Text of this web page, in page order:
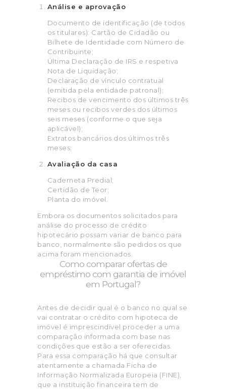
Análise e aprovação
Documento de identificação (de todos
os titulares): Cartão de Cidadão ou
Bilhete de Identidade com Número de
Contribuinte;
Última Declaração de IRS e respetiva
Nota de Liquidação;
Declaração de vínculo contratual
(emitida pela entidade patronal);
Recibos de vencimento dos últimos três
meses ou recibos verdes dos últimos
seis meses (conforme o que seja
aplicável);
Extratos bancários dos últimos três
meses;
Avaliação da casa
Caderneta Predial;
Certidão de Teor;
Planta do imóvel.
Embora os documentos solicitados para
análise do processo de crédito
hipotecário possam variar de banco para
banco, normalmente são pedidos os que
acima foram mencionados.
Como comparar ofertas de
empréstimo com garantia de imóvel
em Portugal?
Antes de decidir qual é o banco no qual se
vai contratar o crédito com hipoteca de
imóvel é imprescindível proceder a uma
comparação informada com base nas
condições que estão a ser oferecidas.
Para essa comparação há que consultar
atentamente a chamada Ficha de
Informação Normalizada Europeia (FINE),
que a instituição financeira tem de